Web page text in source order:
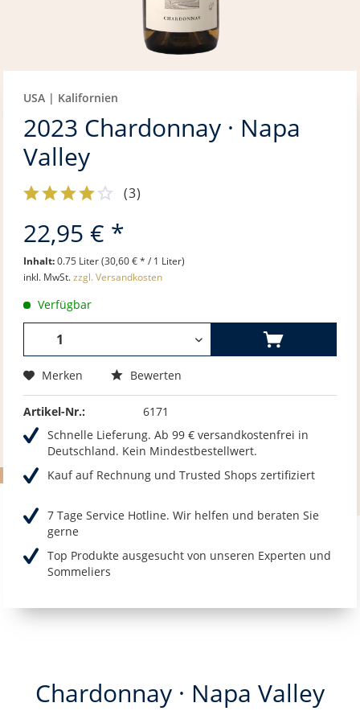
USA | Kalifornien
2023 Chardonnay · Napa
Valley
(3)
22,95 € *
Inhalt:0.75 Liter (30,60 € * / 1 Liter)
inkl. MwSt.zzgl. Versandkosten
Verfügbar
Merken Bewerten
Artikel-Nr.:
6171
Schnelle Lieferung. Ab 99 € versandkostenfrei in
Deutschland. Kein Mindestbestellwert.
Kauf auf Rechnung und Trusted Shops zertifiziert
7 Tage Service Hotline. Wir helfen und beraten Sie
gerne
Top Produkte ausgesucht von unseren Experten und
Sommeliers
Chardonnay · Napa Valley